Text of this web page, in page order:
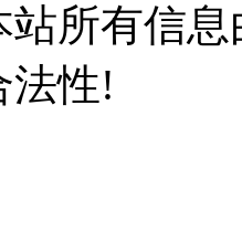
站所有信
法性!